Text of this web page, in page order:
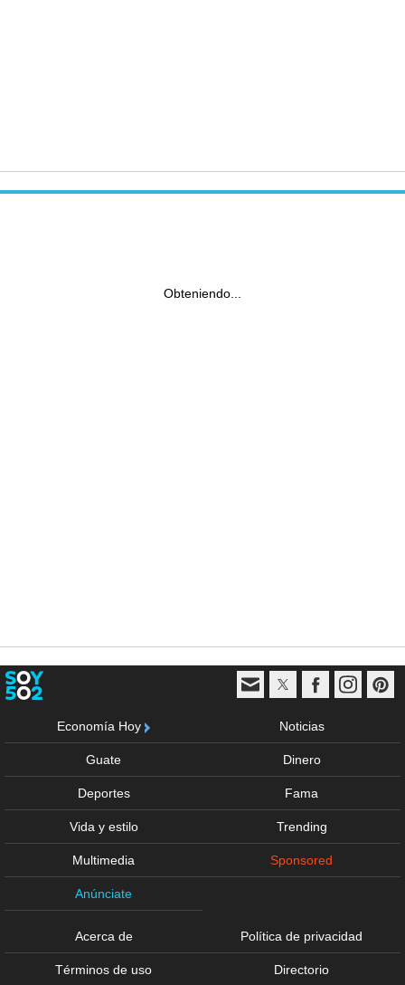
Obteniendo...
Economía Hoy Noticias
Guate Dinero
Deportes Fama
Vida y estilo Trending
Multimedia Sponsored
Anúnciate
Acerca de Política de privacidad
Términos de uso Directorio